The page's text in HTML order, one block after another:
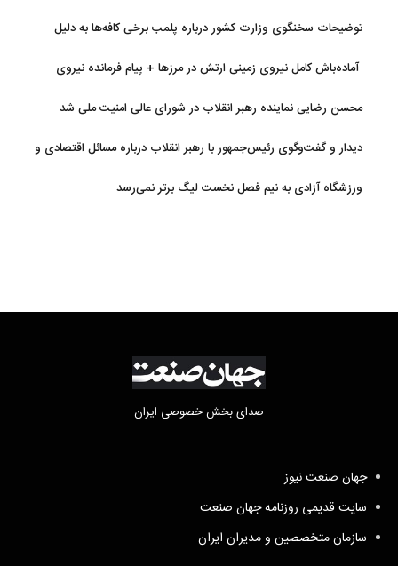
توضیحات سخنگوی وزارت کشور درباره پلمب برخی کافه‌ها به دلیل
آماده‌باش کامل نیروی زمینی ارتش در مرزها + پیام فرمانده نیروی
محسن رضایی نماینده رهبر انقلاب در شورای عالی امنیت ملی شد
دیدار و گفت‌وگوی رئیس‌جمهور با رهبر انقلاب درباره مسائل اقتصادی و
ورزشگاه آزادی به نیم فصل نخست لیگ برتر نمی‌رسد
صدای بخش خصوصی ایران
جهان صنعت نیوز
سایت قدیمی روزنامه جهان صنعت
سازمان متخصصین و مدیران ایران